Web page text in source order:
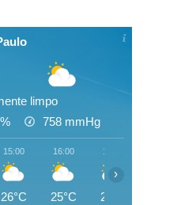
limpo
758 mmHg
15:00
26°C
16:00
25°C
17:00
25°C
›